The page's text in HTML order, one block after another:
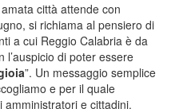
città attende con
si richiama al pensiero di
a cui Reggio Calabria è da
di poter essere
”. Un messaggio semplice
e per il quale
e cittadini.